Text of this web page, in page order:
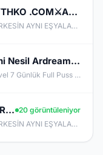
✅CUMA GÜNÜ 20:00✅MYTHKO .COM⚔️AKARA's TAKI ✅ YENİ KUTULAR ✅ YENİ İTEMLER ✅ FULL PUS BAŞLA✅
2-3 İTEM ETRAFINDA DÖNEN, HERKESİN AYNI EŞYALARLA OYNADIĞI SUNUCULARDAN BIKMADIN MI? MYTHKO'DA YENİ WEAPON BOXLARI, TAKI SİSTEMLERİ, DRAGON ARMOR, PERK STAT, GÖREVLER, FARM ALANLARI VE KAZANÇ DOLU ETKİNLİKLER SENİ BEKLİYOR! ONLİNE KAL, KC KAZAN, KİLL AL PARA KAZAN, CR VE ETKİNLİKLERDEN ÖDÜLLER TOPLA. BİZDE AMAÇ SADECE PUS DEĞİL; UZUN SOLUKLU, EMEK VERDİKÇE KAZANDIĞIN GERÇEK BİR PvP DENEYİMİ!
⚔️ EmpireKO-Typhon ⚔️ Yeni Nesil Ardream Server v2508 - DX11 ⚔️Official Açıldı⚔️
Yeni Nesil Ardream Server , 59 Level 7 Günlük Full Puss Başlangıç Genie, Clan Premium, Speed Potion, Superior Cab ücretsizdir.
✅✅ A - Ç - I - L - I - Y -O - R ✅✅✅✅ƁÖYLE BIR SERVER YOK ✅✅✅✅MYTHKO 20 görüntüleniyor
2-3 İTEM ETRAFINDA DÖNEN, HERKESİN AYNI EŞYALARLA OYNADIĞI SUNUCULARDAN BIKMADIN MI? MYTHKO'DA YENİ WEAPON BOXLARI, TAKI SİSTEMLERİ, DRAGON ARMOR, PERK STAT, GÖREVLER, FARM ALANLARI VE KAZANÇ DOLU ETKİNLİKLER SENİ BEKLİYOR! ONLİNE KAL, KC KAZAN, KİLL AL PARA KAZAN, CR VE ETKİNLİKLERDEN ÖDÜLLER TOPLA. BİZDE AMAÇ SADECE PUS DEĞİL; UZUN SOLUKLU, EMEK VERDİKÇE KAZANDIĞIN GERÇEK BİR PvP DENEYİMİ!